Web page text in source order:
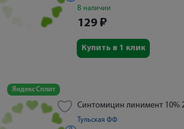
В наличии
129 ₽
Купить в 1 клик
Яндекс Сплит
Синтомицин линимент 10%
Тульская ФФ